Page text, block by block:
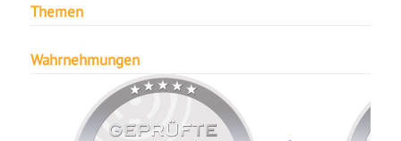
Themen
Wahrnehmungen